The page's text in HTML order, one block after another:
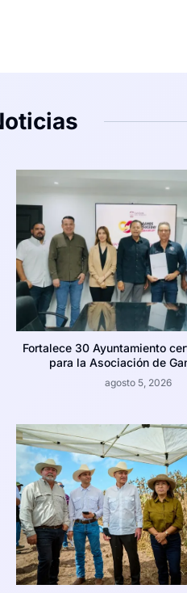
Fortalece 30 Ayuntamiento
para la Asociación de
agosto 5, 2026